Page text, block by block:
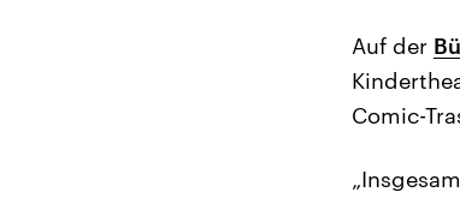
Auf der
Comic-